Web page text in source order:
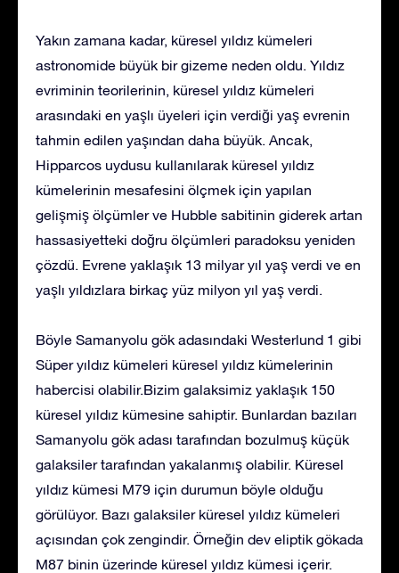
Yakın zamana kadar, küresel yıldız kümeleri
astronomide büyük bir gizeme neden oldu. Yıldız
evriminin teorilerinin, küresel yıldız kümeleri
arasındaki en yaşlı üyeleri için verdiği yaş evrenin
tahmin edilen yaşından daha büyük. Ancak,
Hipparcos uydusu kullanılarak küresel yıldız
kümelerinin mesafesini ölçmek için yapılan
gelişmiş ölçümler ve Hubble sabitinin giderek artan
hassasiyetteki doğru ölçümleri paradoksu yeniden
çözdü. Evrene yaklaşık 13 milyar yıl yaş verdi ve en
yaşlı yıldızlara birkaç yüz milyon yıl yaş verdi.
Böyle Samanyolu gök adasındaki Westerlund 1 gibi
Süper yıldız kümeleri küresel yıldız kümelerinin
habercisi olabilir.Bizim galaksimiz yaklaşık 150
küresel yıldız kümesine sahiptir. Bunlardan bazıları
Samanyolu gök adası tarafından bozulmuş küçük
galaksiler tarafından yakalanmış olabilir. Küresel
yıldız kümesi M79 için durumun böyle olduğu
görülüyor. Bazı galaksiler küresel yıldız kümeleri
açısından çok zengindir. Örneğin dev eliptik gökada
M87 binin üzerinde küresel yıldız kümesi içerir.